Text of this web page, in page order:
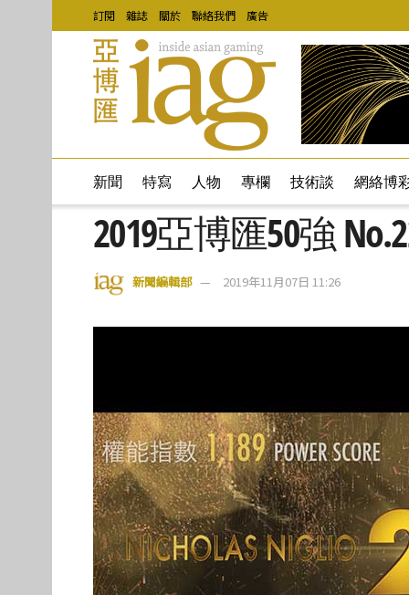
訂閱 雜誌 關於 聯絡我們 廣告
新聞 特寫 人物 專欄 技術談 網絡博
2019亞博匯50強
新聞編輯部 2019年11月07日 11:26